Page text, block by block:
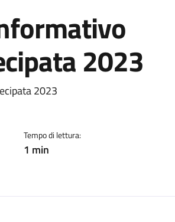
2023
2023
Tempo di lettura:
1 min